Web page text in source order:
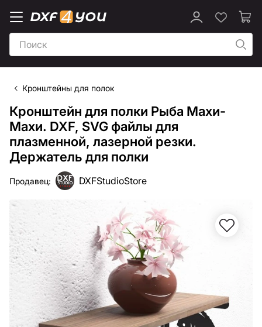
Кронштейны для полок
Кронштейн для полки Рыба Махи-
Махи. DXF, SVG файлы для
плазменной, лазерной резки.
Держатель для полки
Продавец: DXFStudioStore